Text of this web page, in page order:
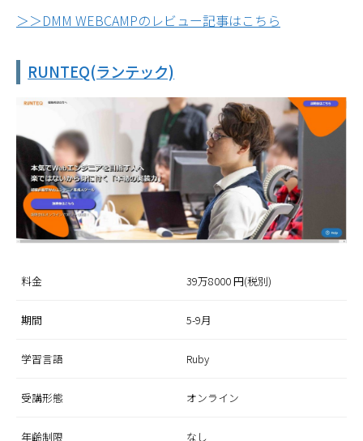
＞＞DMM WEBCAMPのレビュー記事はこちら
RUNTEQ(ランテック)
料金 39万8000 円(税別)
期間 5-9月
学習言語 Ruby
受講形態 オンライン
年齢制限 なし